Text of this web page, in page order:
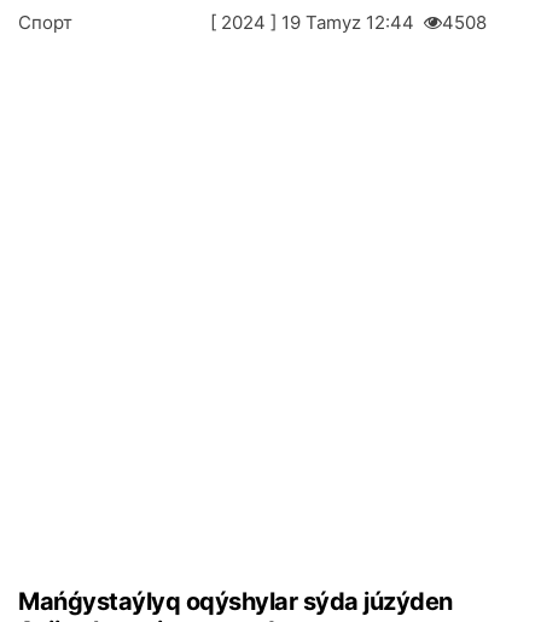
Спорт [ 2024 ] 19 Таmyz 12:44 4508
Маńǵystаýlyq оqýshylаr sýdа júzýdеn